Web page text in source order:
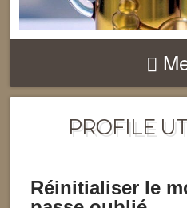
PROFILE
Réinitialiser le